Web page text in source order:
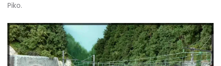
Piko.